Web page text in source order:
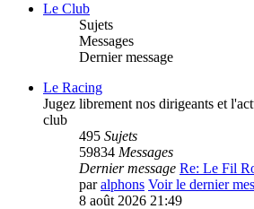
Le Club
Sujets
Messages
Dernier message
Le Racing
Jugez librement nos dirigeants et
club
495 Sujets
59834 Messages
Dernier message Re: Le Fil
paralphons Voir le dernier
8 août 2026 21:49